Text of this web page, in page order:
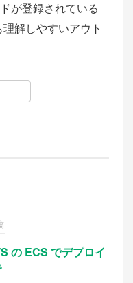
が登録されている
解しやすいアウト
の ECS でデプロイ